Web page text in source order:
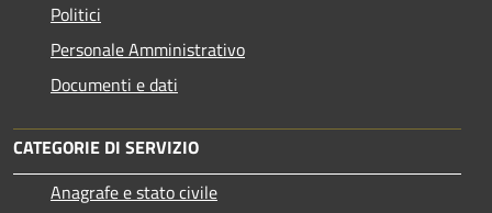
Politici
Personale Amministrativo
Documenti e dati
CATEGORIE DI SERVIZIO
Anagrafe e stato civile